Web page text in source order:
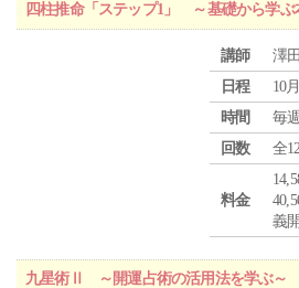
四柱推命「ステップ1」 ～基礎から学
講師
澤
日程
10
時間
毎
回数
全
料金
義
九星術Ⅱ ～開運占術の活用法を学ぶ～